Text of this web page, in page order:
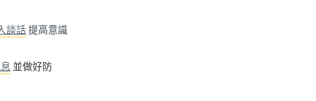
談話提高意識
並做好防